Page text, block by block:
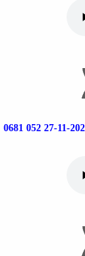
0681 052 27-11-